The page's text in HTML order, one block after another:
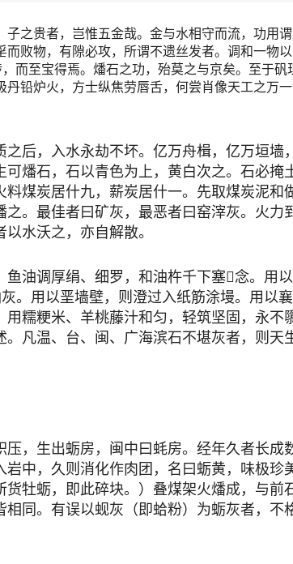
之贵者，岂惟五金哉。金与水相守而流，功用
败物，有隙必攻，所谓不遗丝发者。调和一物
而至宝得焉。燔石之功，殆莫之与京矣。至于矾
铅炉火，方士纵焦劳唇舌，何尝肖像天工之万一
，入水永劫不坏。亿万舟楫，亿万垣墙，
燔石，石以青色为上，黄白次之。石必掩
煤炭居什九，薪炭居什一。先取煤炭泥和
。最佳者曰矿灰，最恶者曰窑滓灰。火力
水沃之，亦自解散。
调厚绢、细罗，和油杵千下塞念。用以
。用以垩墙壁，则澄过入纸筋涂墁。用以
糯粳米、羊桃藤汁和匀，轻筑坚固，永不
凡温、台、闽、广海滨石不堪灰者，则天
，生出蛎房，闽中曰蚝房。经年久者长成
中，久则消化作肉团，名曰蛎黄，味极珍
牡蛎，即此碎块。）叠煤架火燔成，与前
同。有误以蚬灰（即蛤粉）为蛎灰者，不